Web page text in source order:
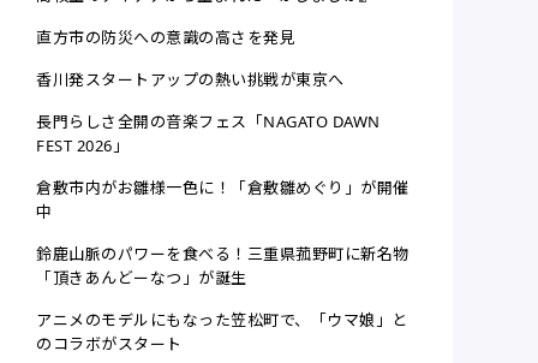
直方市の防災への意識の高さを発見
香川発スタートアップの熱い挑戦が東京へ
長門らしさ全開の音楽フェス「NAGATO DAWN
FEST 2026」
倉敷市内がお雛様一色に！「倉敷雛めぐり」が開催
中
鈴鹿山脈のパワーを食べる！三重県菰野町に新名物
「頂きあんどーなつ」が誕生
アニメのモデルにもなった笠松町で、「ウマ娘」と
のコラボがスタート